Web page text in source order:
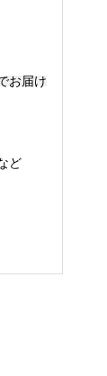
お届け
ど